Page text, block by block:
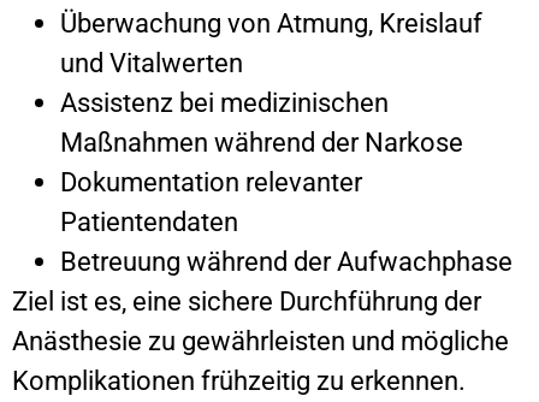
Überwachung von Atmung, Kreislauf
und Vitalwerten
Assistenz bei medizinischen
Maßnahmen während der Narkose
Dokumentation relevanter
Patientendaten
Betreuung während der Aufwachphase
Ziel ist es, eine sichere Durchführung der
Anästhesie zu gewährleisten und mögliche
Komplikationen frühzeitig zu erkennen.